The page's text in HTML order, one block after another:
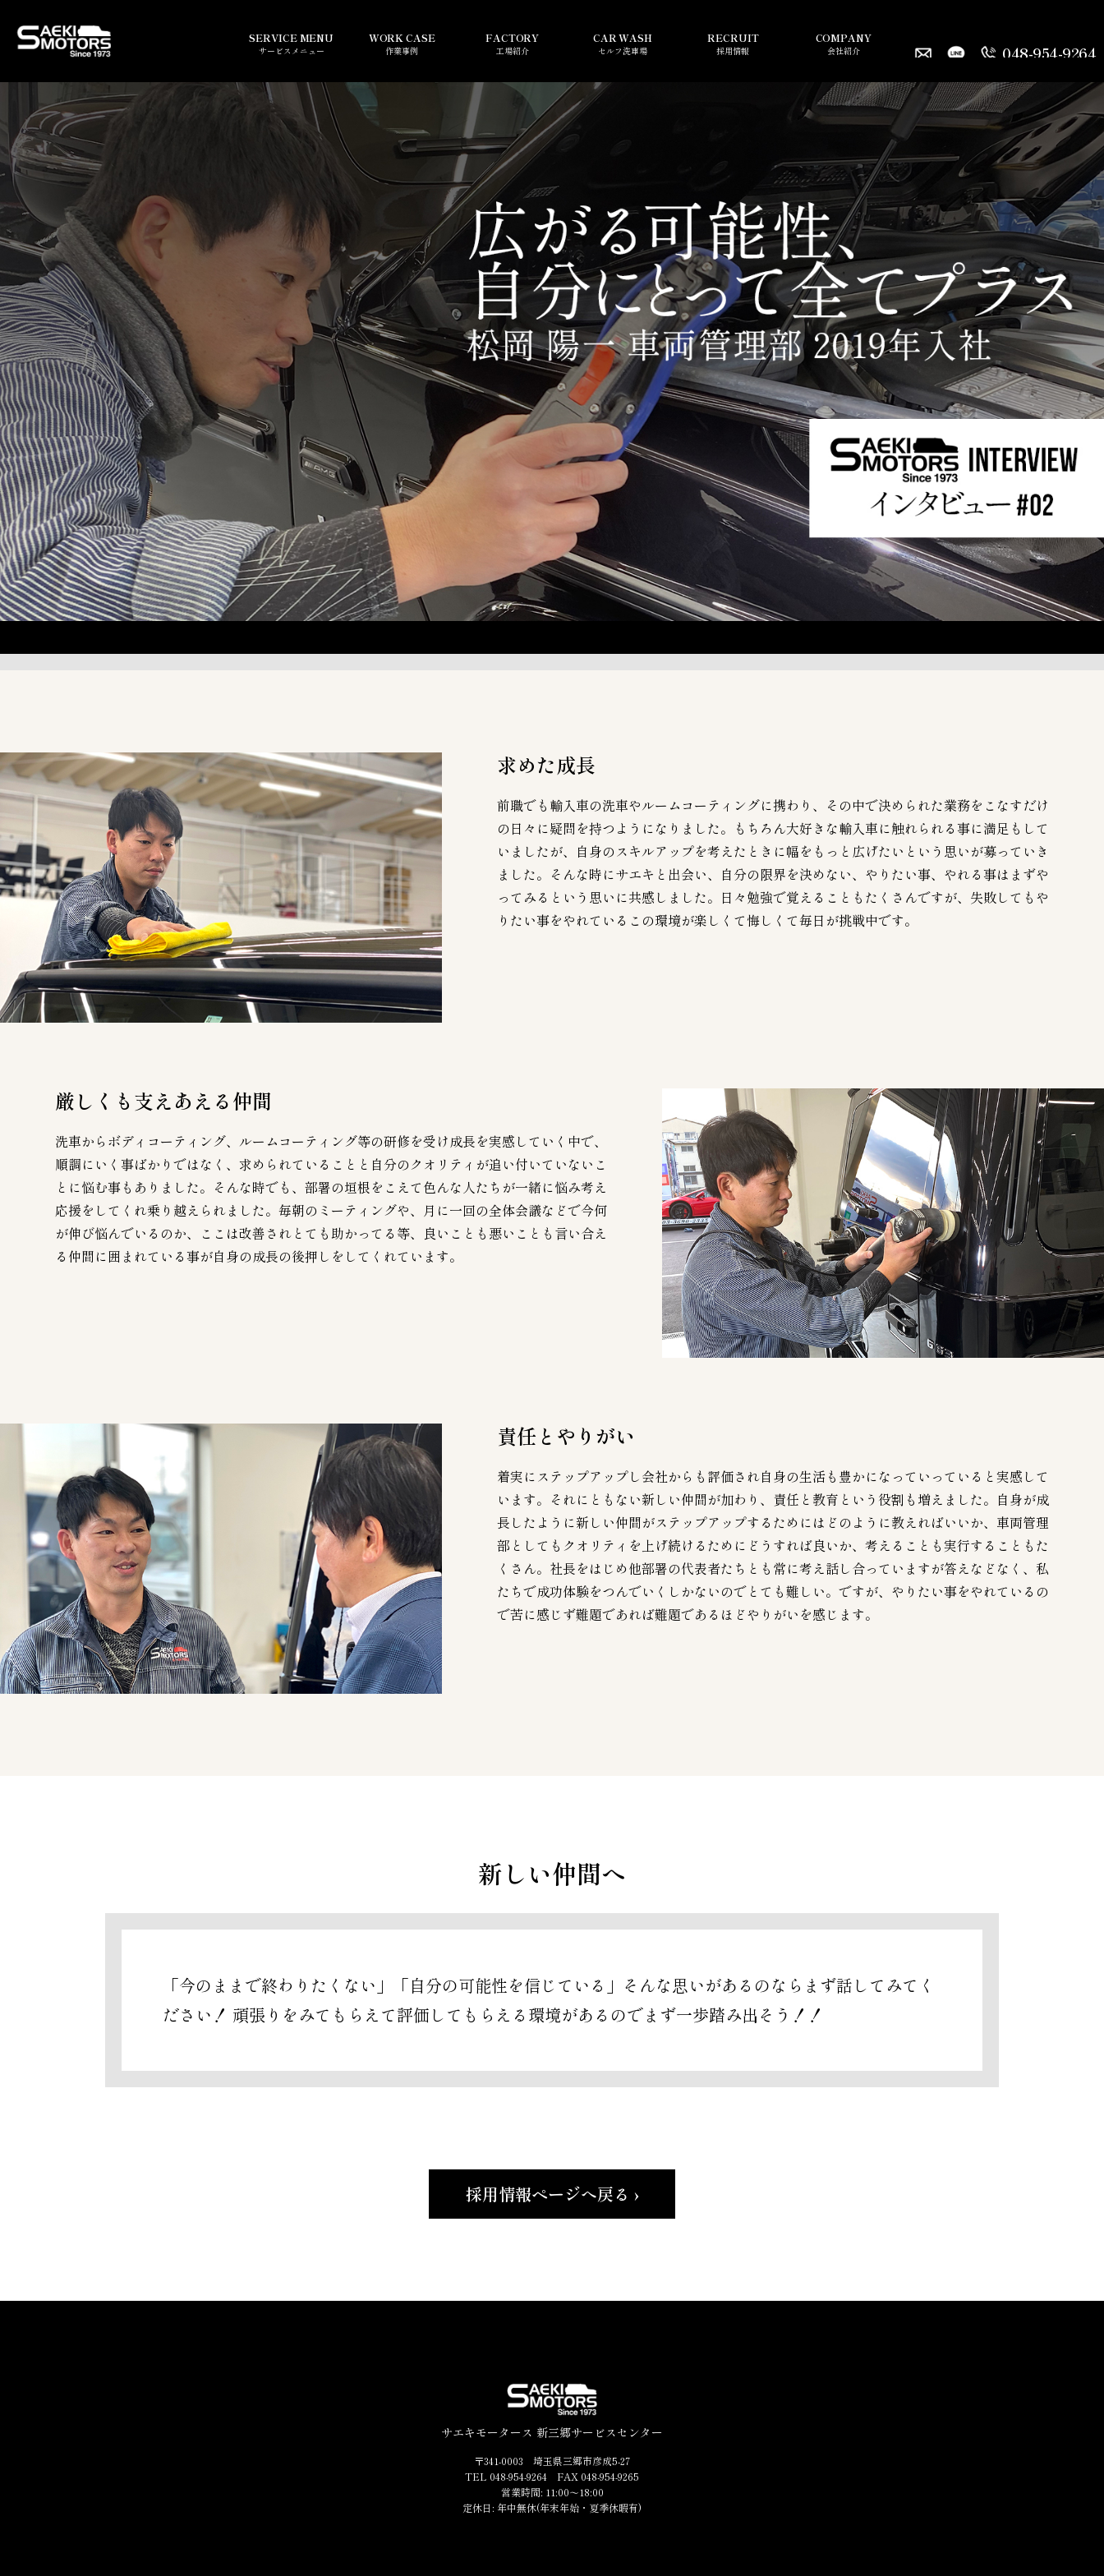
SERVICE MENU
サービスメニュー
WORK CASE
作業事例
FACTORY
工場紹介
CAR WASH
セルフ洗車場
RECRUIT
採用情報
COMPANY
会社紹介
求めた成長
前職でも輸入車の洗車やルームコーティングに携わり、その中で決められた業務をこなすだけ
の日々に疑問を持つようになりました。もちろん大好きな輸入車に触れられる事に満足もして
いましたが、自身のスキルアップを考えたときに幅をもっと広げたいという思いが募っていき
ました。そんな時にサエキと出会い、自分の限界を決めない、やりたい事、やれる事はまずや
ってみるという思いに共感しました。日々勉強で覚えることもたくさんですが、失敗してもや
りたい事をやれているこの環境が楽しくて悔しくて毎日が挑戦中です。
厳しくも支えあえる仲間
洗車からボディコーティング、ルームコーティング等の研修を受け成長を実感していく中で、
順調にいく事ばかりではなく、求められていることと自分のクオリティが追い付いていないこ
とに悩む事もありました。そんな時でも、部署の垣根をこえて色んな人たちが一緒に悩み考え
応援をしてくれ乗り越えられました。毎朝のミーティングや、月に一回の全体会議などで今何
が伸び悩んでいるのか、ここは改善されとても助かってる等、良いことも悪いことも言い合え
る仲間に囲まれている事が自身の成長の後押しをしてくれています。
責任とやりがい
着実にステップアップし会社からも評価され自身の生活も豊かになっていっていると実感して
います。それにともない新しい仲間が加わり、責任と教育という役割も増えました。自身が成
長したように新しい仲間がステップアップするためにはどのように教えればいいか、車両管理
部としてもクオリティを上げ続けるためにどうすれば良いか、考えることも実行することもた
くさん。社長をはじめ他部署の代表者たちとも常に考え話し合っていますが答えなどなく、私
たちで成功体験をつんでいくしかないのでとても難しい。ですが、やりたい事をやれているの
で苦に感じず難題であれば難題であるほどやりがいを感じます。
新しい仲間へ
「今のままで終わりたくない」「自分の可能性を信じている」そんな思いがあるのならまず話してみてく
ださい！ 頑張りをみてもらえて評価してもらえる環境があるのでまず一歩踏み出そう！！
採用情報ページへ戻る ›
048-954-9264
サエキモータース 新三郷サービスセンター
〒341-0003 埼玉県三郷市彦成5-27
TEL 048-954-9264 FAX 048-954-9265
営業時間: 11:00～18:00
定休日: 年中無休(年末年始・夏季休暇有)